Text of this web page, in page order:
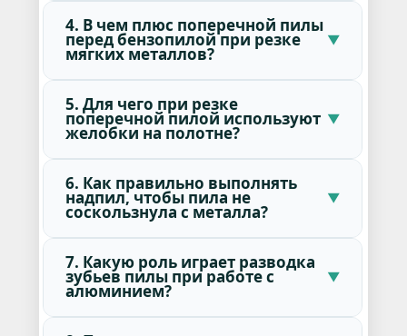
4. В чем плюс поперечной пилы
перед бензопилой при резке
мягких металлов?
5. Для чего при резке
поперечной пилой используют
желобки на полотне?
6. Как правильно выполнять
надпил, чтобы пила не
соскользнула с металла?
7. Какую роль играет разводка
зубьев пилы при работе с
алюминием?